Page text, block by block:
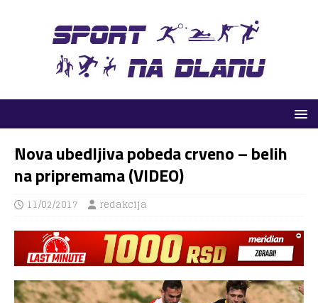
Nova ubedljiva pobeda crveno – belih
na pripremama (VIDEO)
11/02/2017 redakcija